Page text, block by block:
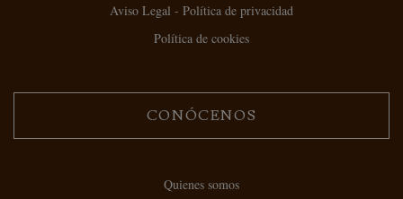
Aviso Legal - Política de privacidad
Política de cookies
CONÓCENOS
Quienes somos